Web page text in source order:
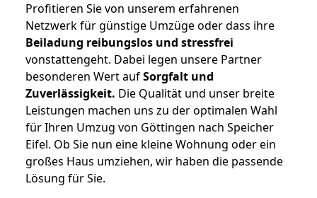
Profitieren Sie von unserem erfahrenen
Netzwerk für günstige Umzüge oder dass ihre
Beiladung reibungslos und stressfrei
vonstattengeht. Dabei legen unsere Partner
besonderen Wert aufSorgfalt und
Zuverlässigkeit. Die Qualität und unser breite
Leistungen machen uns zu der optimalen Wahl
für Ihren Umzug von Göttingen nach Speicher
Eifel. Ob Sie nun eine kleine Wohnung oder ein
großes Haus umziehen, wir haben die passende
Lösung für Sie.